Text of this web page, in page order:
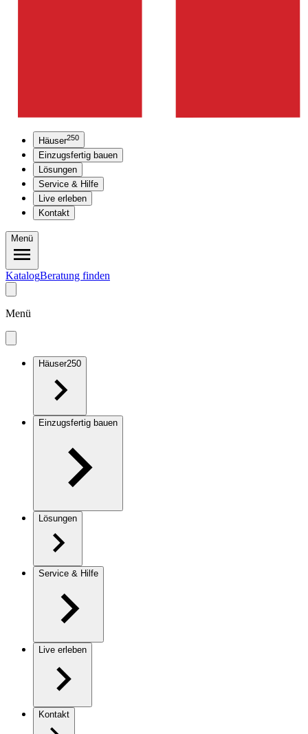
Häuser250
Einzugsfertig bauen
Lösungen
Service & Hilfe
Live erleben
Kontakt
Menü
KatalogBeratung finden
Menü
Häuser250
Einzugsfertig bauen
Lösungen
Service & Hilfe
Live erleben
Kontakt